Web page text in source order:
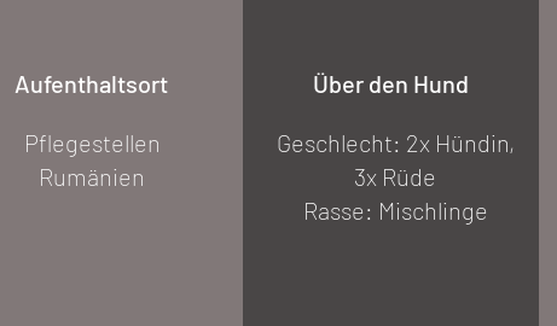
Aufenthaltsort
Pflegestellen
Rumänien
Über den Hund
Geschlecht: 2x Hündin,
3x Rüde
Rasse: Mischlinge